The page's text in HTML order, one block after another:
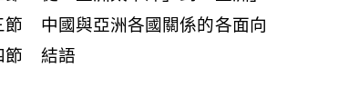
節 中國與亞洲各國關係的各面向
節 結語